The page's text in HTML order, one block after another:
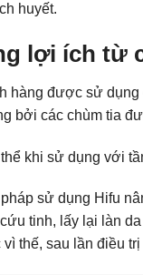
huyết.
lợi ích từ
hàng được sử
bởi các chùm tia
khi sử dụng với
sử dụng Hifu
tinh, lấy lại làn
vì thế, sau lần điều